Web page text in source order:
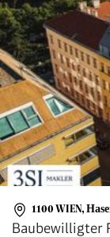
1100 WIEN,
Baubewilligter